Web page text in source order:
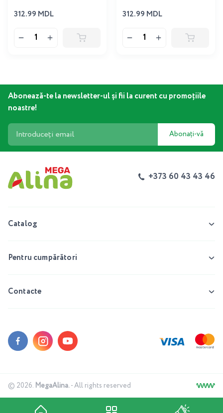
312.99 MDL 312.99 MDL
Abonează-te la newsletter-ul și fii la curent cu promoțiile
noastre!
Abonați-vă
+373 60 43 43 46
Catalog
Pentru cumpărători
Contacte
© 2026. MegaAlina.- All rights reserved